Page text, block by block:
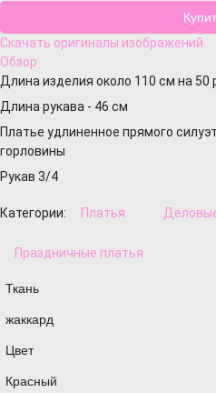
Скачать оригиналы изображений
Обзор
Длина изделия около 110 см на 50
Длина рукава - 46 см
Платье удлиненное прямого
горловины
Рукав 3/4
Категории: Платья
Праздничные платья
Ткань
жаккард
Цвет
Красный